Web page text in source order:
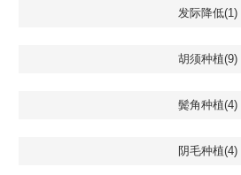
发际降低(1)
胡须种植(9)
鬓角种植(4)
阴毛种植(4)